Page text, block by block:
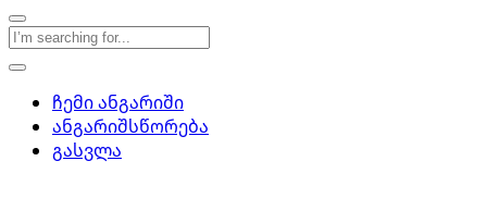
ჩემი ანგარიში
ანგარიშსწორება
გასვლა